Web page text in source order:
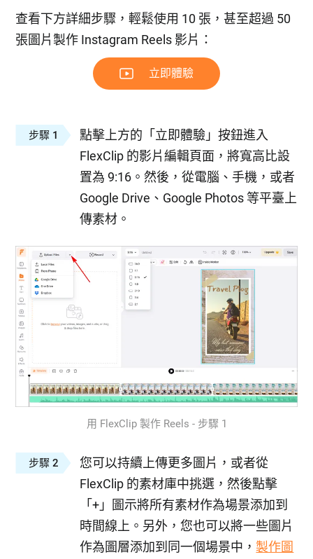
查看下方詳細步驟，輕鬆使用 10 張，甚至超過 50
張圖片製作 Instagram Reels 影片：
立即體驗
步驟 1
點擊上方的「立即體驗」按鈕進入
FlexClip 的影片編輯頁面，將寬高比設
置為 9:16。然後，從電腦、手機，或者
Google Drive、Google Photos 等平臺上
傳素材。
用 FlexClip 製作 Reels - 步驟 1
步驟 2
您可以持續上傳更多圖片，或者從
FlexClip 的素材庫中挑選，然後點擊
「+」圖示將所有素材作為場景添加到
時間線上。另外，您也可以將一些圖片
作為圖層添加到同一個場景中， 製作圖